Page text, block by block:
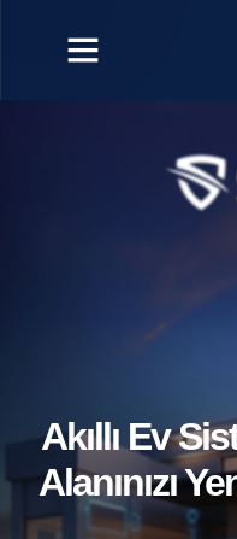
Akıllı Ev
Alanınızı